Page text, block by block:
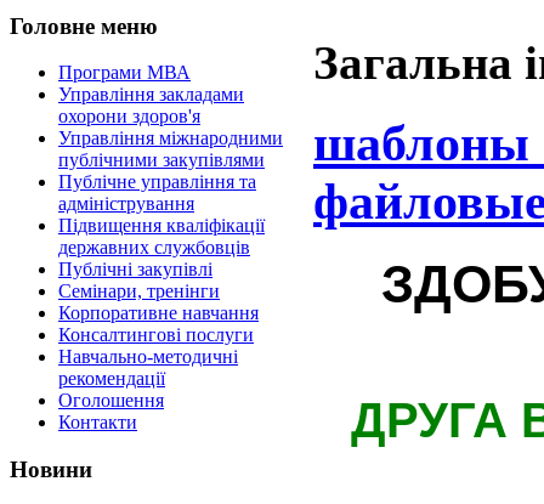
Загальна
шаблоны
ДРУГА
Головне меню
Програми МВА
Управління закладами
охорони здоров'я
Управління міжнародними
публічними закупівлями
Публічне управління та
адміністрування
Підвищення кваліфікації
державних службовців
Публічні закупівлі
Семінари, тренінги
Корпоративне навчання
Консалтингові послуги
Навчально-методичні
рекомендації
Оголошення
Контакти
Новини